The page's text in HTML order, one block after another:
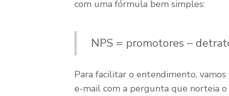
com uma fórmula bem simples:
NPS = promotores –
Para facilitar o entendimento,
e-mail com a pergunta que norteia o